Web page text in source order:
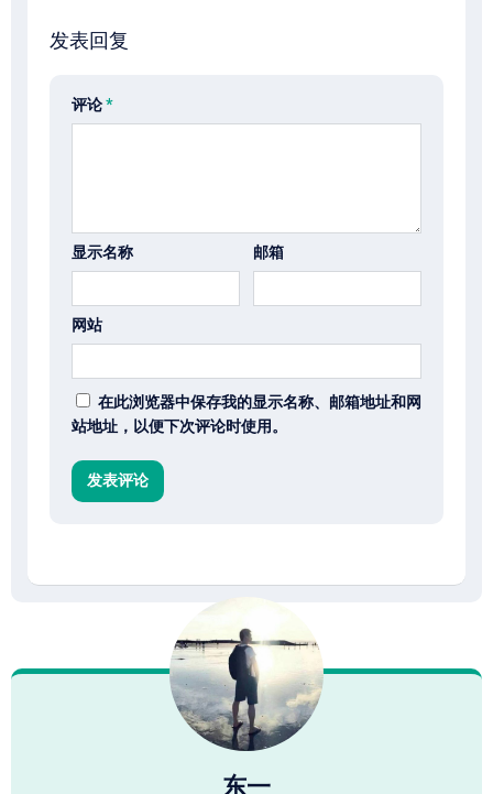
发表回复
评论*
显示名称 邮箱
网站
在此浏览器中保存我的显示名称、邮箱地址和网
站地址，以便下次评论时使用。
东一